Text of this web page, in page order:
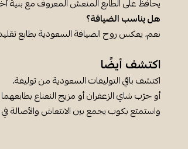
يحافظ على الطابع المنعش المعروف مع بنية
هل يناسب الضيافة؟
نعم، يعكس روح الضيافة السعودية بطابع
اكتشف أيضًا
اكتشف باقي التوليفات السعودية من توليفة،
أو جرّب شاي الزعفران أو مزيج النعناع
واستمتع بكوب يجمع بين الانتعاش والأصالة